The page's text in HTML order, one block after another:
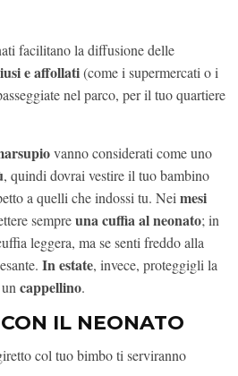
facilitano la diffusione delle
e affollati(come i supermercati o i
nel parco, per il tuo quartiere
vanno considerati come uno
, quindi dovrai vestire il tuo bambino
a quelli che indossi tu. Nei mesi
sempreuna cuffia al neonato; in
leggera, ma se senti freddo alla
In estate, invece, proteggigli la
cappellino.
IL NEONATO
col tuo bimbo ti serviranno